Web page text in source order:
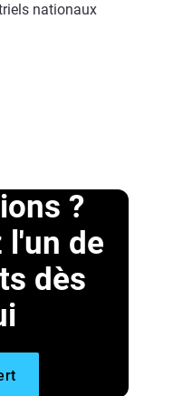
nationaux
?
l'un de
dès